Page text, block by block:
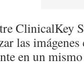
ClinicalKey
las
en un